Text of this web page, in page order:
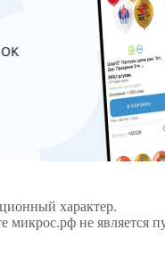
OK
характер.
не является